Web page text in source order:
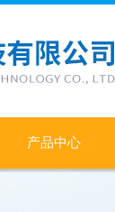
产品中心